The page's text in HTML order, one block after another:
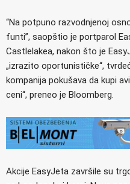
“Na potpuno razvodnjenoj
funti”, saopštio je portparol
Castlelakea, nakon što je
„izrazito oportunističke“,
kompanija pokušava da kupi
ceni“, preneo je Bloomberg.
Akcije EasyJeta završile su